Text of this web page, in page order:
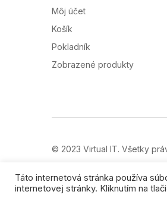
Môj účet
Košík
Pokladník
Zobrazené produkty
© 2023 Virtual IT. Všetky
Ochranné značky sú majetkom
Táto internetová stránka používa
internetovej stránky. Kliknutím na